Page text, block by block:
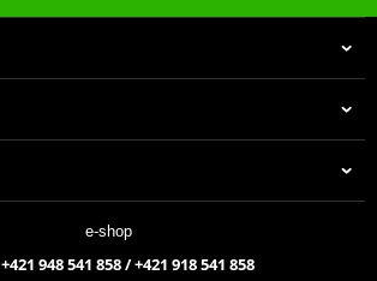
e-shop
+421 948 541 858 / +421 918 541 858